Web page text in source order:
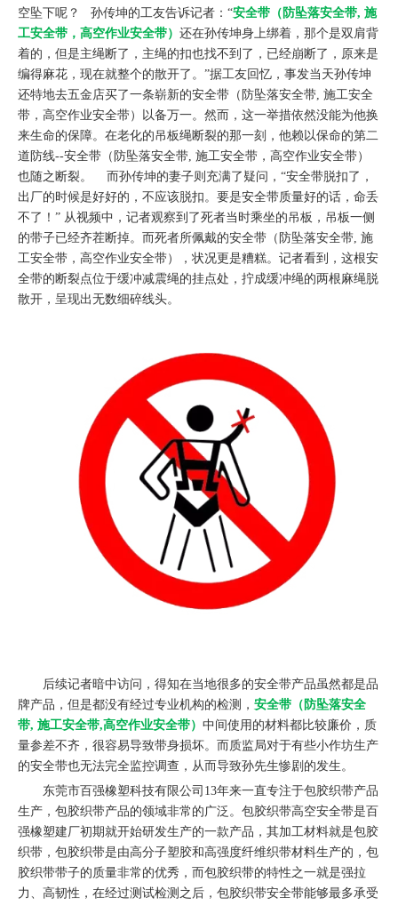
空坠下呢？ 孙传坤的工友告诉记者：“安全带（防坠落安全带, 施
工安全带，高空作业安全带） 还在孙传坤身上绑着，那个是双肩背
着的，但是主绳断了，主绳的扣也找不到了，已经崩断了，原来是
编得麻花，现在就整个的散开了。”据工友回忆，事发当天孙传坤
还特地去五金店买了一条崭新的安全带（防坠落安全带, 施工安全
带，高空作业安全带）以备万一。然而，这一举措依然没能为他换
来生命的保障。在老化的吊板绳断裂的那一刻，他赖以保命的第二
道防线--安全带（防坠落安全带, 施工安全带，高空作业安全带）
也随之断裂。 而孙传坤的妻子则充满了疑问，“安全带脱扣了，
出厂的时候是好好的，不应该脱扣。要是安全带质量好的话，命丢
不了！” 从视频中，记者观察到了死者当时乘坐的吊板，吊板一侧
的带子已经齐茬断掉。而死者所佩戴的安全带（防坠落安全带, 施
工安全带，高空作业安全带），状况更是糟糕。记者看到，这根安
全带的断裂点位于缓冲减震绳的挂点处，拧成缓冲绳的两根麻绳脱
散开，呈现出无数细碎线头。
后续记者暗中访问，得知在当地很多的安全带产品虽然都是品
牌产品，但是都没有经过专业机构的检测， 安全带（防坠落安全
带, 施工安全带,高空作业安全带） 中间使用的材料都比较廉价，质
量参差不齐，很容易导致带身损坏。而质监局对于有些小作坊生产
的安全带也无法完全监控调查，从而导致孙先生惨剧的发生。
东莞市百强橡塑科技有限公司13年来一直专注于包胶织带产品
生产，包胶织带产品的领域非常的广泛。包胶织带高空安全带是百
强橡塑建厂初期就开始研发生产的一款产品，其加工材料就是包胶
织带，包胶织带是由高分子塑胶和高强度纤维织带材料生产的，包
胶织带带子的质量非常的优秀，而包胶织带的特性之一就是强拉
力、高韧性，在经过测试检测之后，包胶织带安全带能够最多承受